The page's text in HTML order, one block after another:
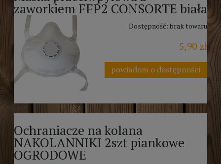
zaworkiem FFP2 CONSORTE biała
Dostępność: brak towaru
5,90 zł
powiadom o dostępności
Ochraniacze na kolana
NAKOLANNIKI 2szt piankowe
OGRODOWE